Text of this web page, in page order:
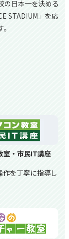
サッカースクー
大阪堺レディース
室・市民IT講座
作を丁寧に指導し